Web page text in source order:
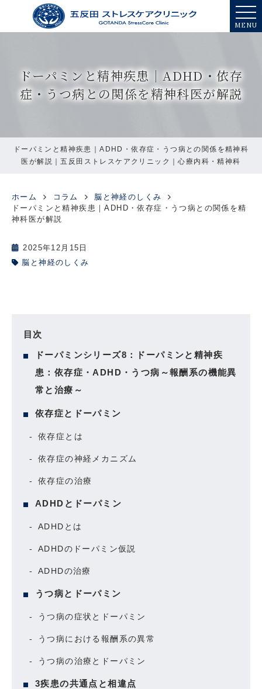
MENU
ドーパミンと精神疾患｜ADHD・依存
症・うつ病との関係を精神科医が解説
ドーパミンと精神疾患｜ADHD・依存症・うつ病との関係を精神科
医が解説｜五反田ストレスケアクリニック｜心療内科・精神科
ホーム コラム
脳と神経のしくみ
ドーパミンと精神疾患｜ADHD・依存症・うつ病との関係を精
神科医が解説
2025年12月15日
脳と神経のしくみ
目次
ドーパミンシリーズ8：ドーパミンと精神疾
患：依存症・ADHD・うつ病～報酬系の機能異
常と治療～
依存症とドーパミン
依存症とは
依存症の神経メカニズム
依存症の治療
ADHDとドーパミン
ADHDとは
ADHDのドーパミン仮説
ADHDの治療
うつ病とドーパミン
うつ病の症状とドーパミン
うつ病における報酬系の異常
うつ病の治療とドーパミン
3疾患の共通点と相違点